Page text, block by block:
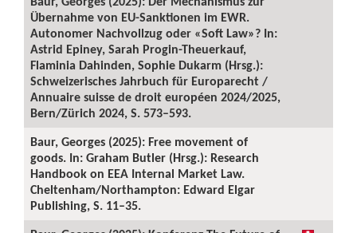
Übernahme von EU-Sanktionen im EWR.
Autonomer Nachvollzug oder «Soft Law»? In:
Astrid Epiney, Sarah Progin-Theuerkauf,
Flaminia Dahinden, Sophie Dukarm (Hrsg.):
Schweizerisches Jahrbuch für Europarecht /
Annuaire suisse de droit européen 2024/2025,
Bern/Zürich 2024, S. 573–593.
Baur, Georges (2025): Free movement of
goods. In: Graham Butler (Hrsg.): Research
Handbook on EEA Internal Market Law.
Cheltenham/Northampton: Edward Elgar
Publishing, S. 11–35.